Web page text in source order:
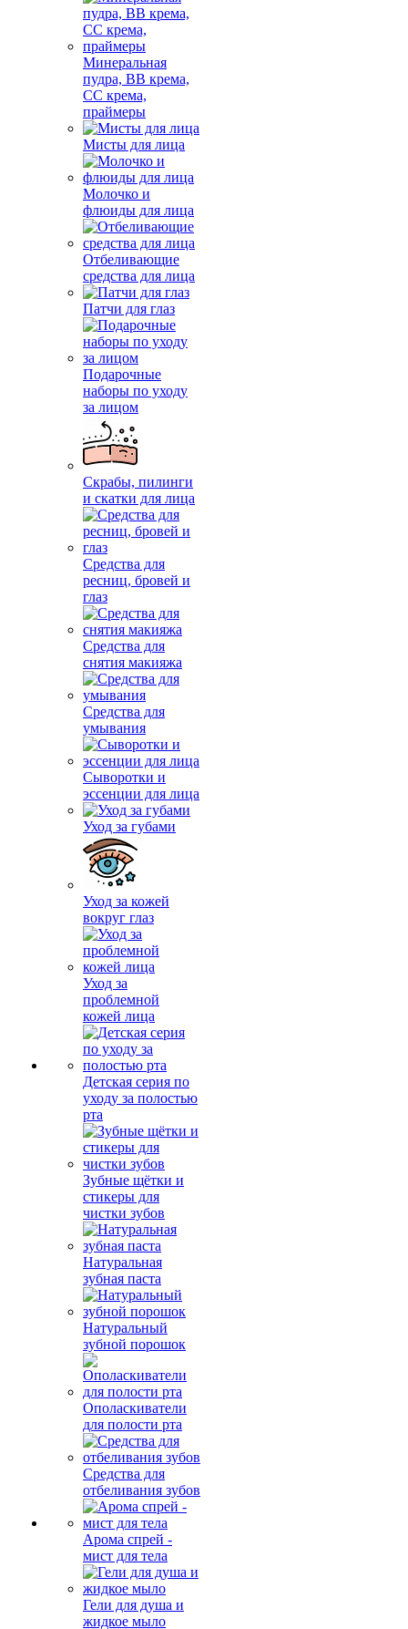
Минеральная
пудра, BB крема,
СС крема,
праймеры
Мисты для лица
Молочко и
флюиды для лица
Отбеливающие
средства для лица
Патчи для глаз
Подарочные
наборы по уходу
за лицом
Скрабы, пилинги
и скатки для лица
Средства для
ресниц, бровей и
глаз
Средства для
снятия макияжа
Средства для
умывания
Сыворотки и
эссенции для лица
Уход за губами
Уход за кожей
вокруг глаз
Уход за
проблемной
кожей лица
Детская серия по
уходу за полостью
рта
Зубные щётки и
стикеры для
чистки зубов
Натуральная
зубная паста
Натуральный
зубной порошок
Ополаскиватели
для полости рта
Средства для
отбеливания зубов
Арома спрей -
мист для тела
Гели для душа и
жидкое мыло